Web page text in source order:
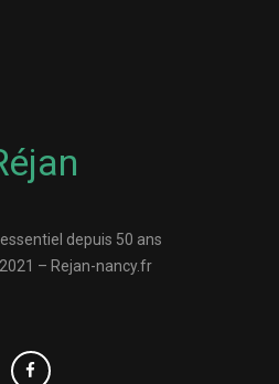
depuis 50 ans
– Rejan-nancy.fr